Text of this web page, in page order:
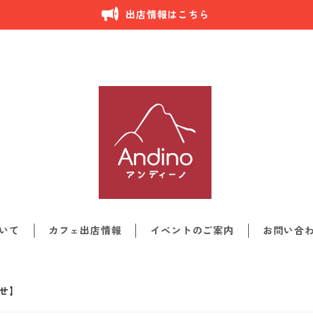
出店情報はこちら
て カフェ出店情報 イベントのご案内 お問い合
】